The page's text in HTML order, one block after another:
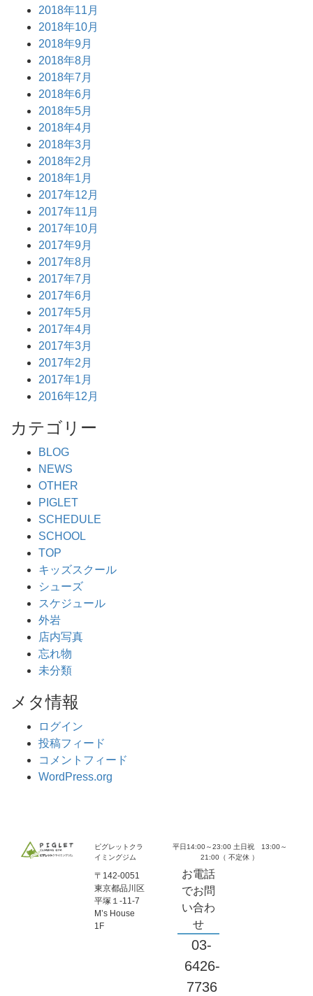
2018年11月
2018年10月
2018年9月
2018年8月
2018年7月
2018年6月
2018年5月
2018年4月
2018年3月
2018年2月
2018年1月
2017年12月
2017年11月
2017年10月
2017年9月
2017年8月
2017年7月
2017年6月
2017年5月
2017年4月
2017年3月
2017年2月
2017年1月
2016年12月
カテゴリー
BLOG
NEWS
OTHER
PIGLET
SCHEDULE
SCHOOL
TOP
キッズスクール
シューズ
スケジュール
外岩
店内写真
忘れ物
未分類
メタ情報
ログイン
投稿フィード
コメントフィード
WordPress.org
ピグレットクラ
イミングジム
〒142-0051
東京都品川区
平塚１-11-7
M’s House
1F
平日14:00～23:00 土日祝 13:00～
21:00（ 不定休 ）
お電話
でお問
い合わ
せ
03-
6426-
7736